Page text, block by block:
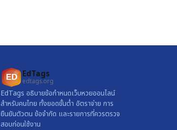
ED EdTags
edtags.org
EdTags อธิบายข้อกำหนดเว็บหวยออนไลน์
สำหรับคนไทย ทั้งยอดขั้นต่ำ อัตราจ่าย การ
ยืนยันตัวตน ข้อจำกัด และรายการที่ควรตรวจ
สอบก่อนใช้งาน